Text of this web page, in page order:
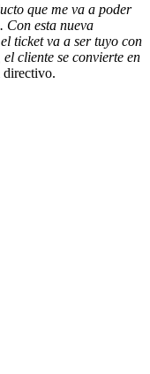
que me va a poder
Con esta nueva
ticket va a ser tuyo con
cliente se convierte en
directivo.